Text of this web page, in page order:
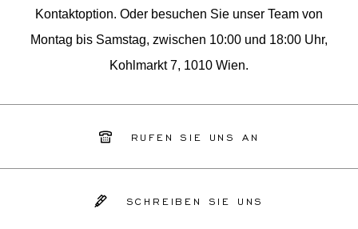
Kontaktoption. Oder besuchen Sie unser Team von
Montag bis Samstag, zwischen 10:00 und 18:00 Uhr,
Kohlmarkt 7, 1010 Wien.
RUFEN SIE UNS AN
SCHREIBEN SIE UNS